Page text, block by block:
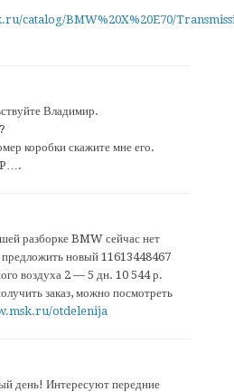
catalog/BMW%20X%20E70/
Владимир.
коробки скажите мне его.
разборке BMW сейчас нет
предложить новый 11613448467
воздуха 2 — 5 дн. 10 544 р.
заказ, можно посмотреть
otdelenija
день! Интересуют передние